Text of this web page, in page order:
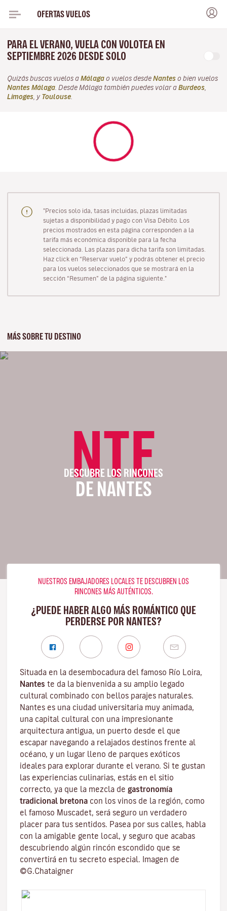
OFERTAS VUELOS
PARA EL VERANO, VUELA CON VOLOTEA EN
SEPTIEMBRE 2026 DESDE SOLO
Quizás buscas vuelos a Málaga o vuelos desde Nantes o bien vuelos
Nantes Málaga . Desde Málaga también puedes volar a Burdeos
Limoges , y Toulouse
"Precios solo ida, tasas incluidas, plazas limitadas
sujetas a disponibilidad y pago con Visa Débito. Los
precios mostrados en esta página corresponden a la
tarifa más económica disponible para la fecha
seleccionada. Las plazas para dicha tarifa son limitadas.
Haz click en “Reservar vuelo” y podrás obtener el precio
para los vuelos seleccionados que se mostrará en la
sección “Resumen” de la página siguiente."
MÁS SOBRE TU DESTINO
NTE
DESCUBRE LOS RINCONES
DE NANTES
NUESTROS EMBAJADORES LOCALES TE DESCUBREN LOS
RINCONES MÁS AUTÉNTICOS.
¿PUEDE HABER ALGO MÁS ROMÁNTICO QUE
PERDERSE POR NANTES?
Situada en la desembocadura del famoso Río Loira,
Nantes te da la bienvenida a su amplio legado
cultural combinado con bellos parajes naturales.
Nantes es una ciudad universitaria muy animada,
una capital cultural con una impresionante
arquitectura antigua, un puerto desde el que
escapar navegando a relajados destinos frente al
océano, y un lugar lleno de parques exóticos
ideales para explorar durante el verano. Si te gustan
las experiencias culinarias, estás en el sitio
correcto, ya que la mezcla de gastronomía
tradicional bretona con los vinos de la región, como
el famoso Muscadet, será seguro un verdadero
placer para tus sentidos. Pasea por sus calles, habla
con la amigable gente local, y seguro que acabas
descubriendo algún rincón escondido que se
convertirá en tu secreto especial. Imagen de
©G.Chataigner